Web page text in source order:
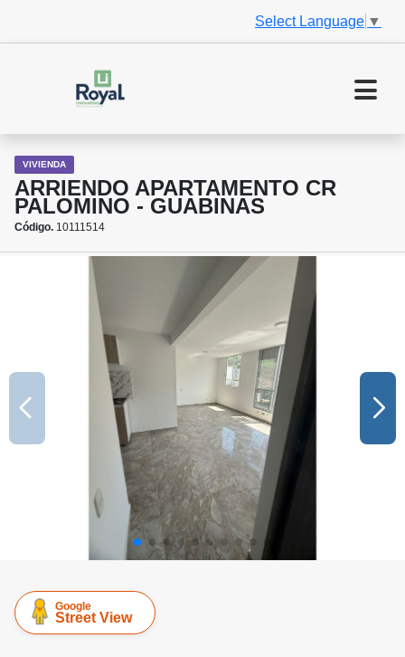
Select Language ▼
VIVIENDA
ARRIENDO APARTAMENTO CR
PALOMINO - GUABINAS
Código. 10111514
Google
Street View